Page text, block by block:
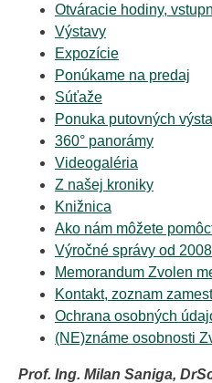
Otváracie hodiny,
Výstavy
Expozície
Ponúkame na predaj
Súťaže
Ponuka putovných
360° panorámy
Videogaléria
Z našej kroniky
Knižnica
Ako nám môžete
Výročné správy od 2008
Memorandum Zvolen
Kontakt, zoznam
Ochrana osobných
(NE)známe osobnosti
Prof. Ing. Milan Saniga,